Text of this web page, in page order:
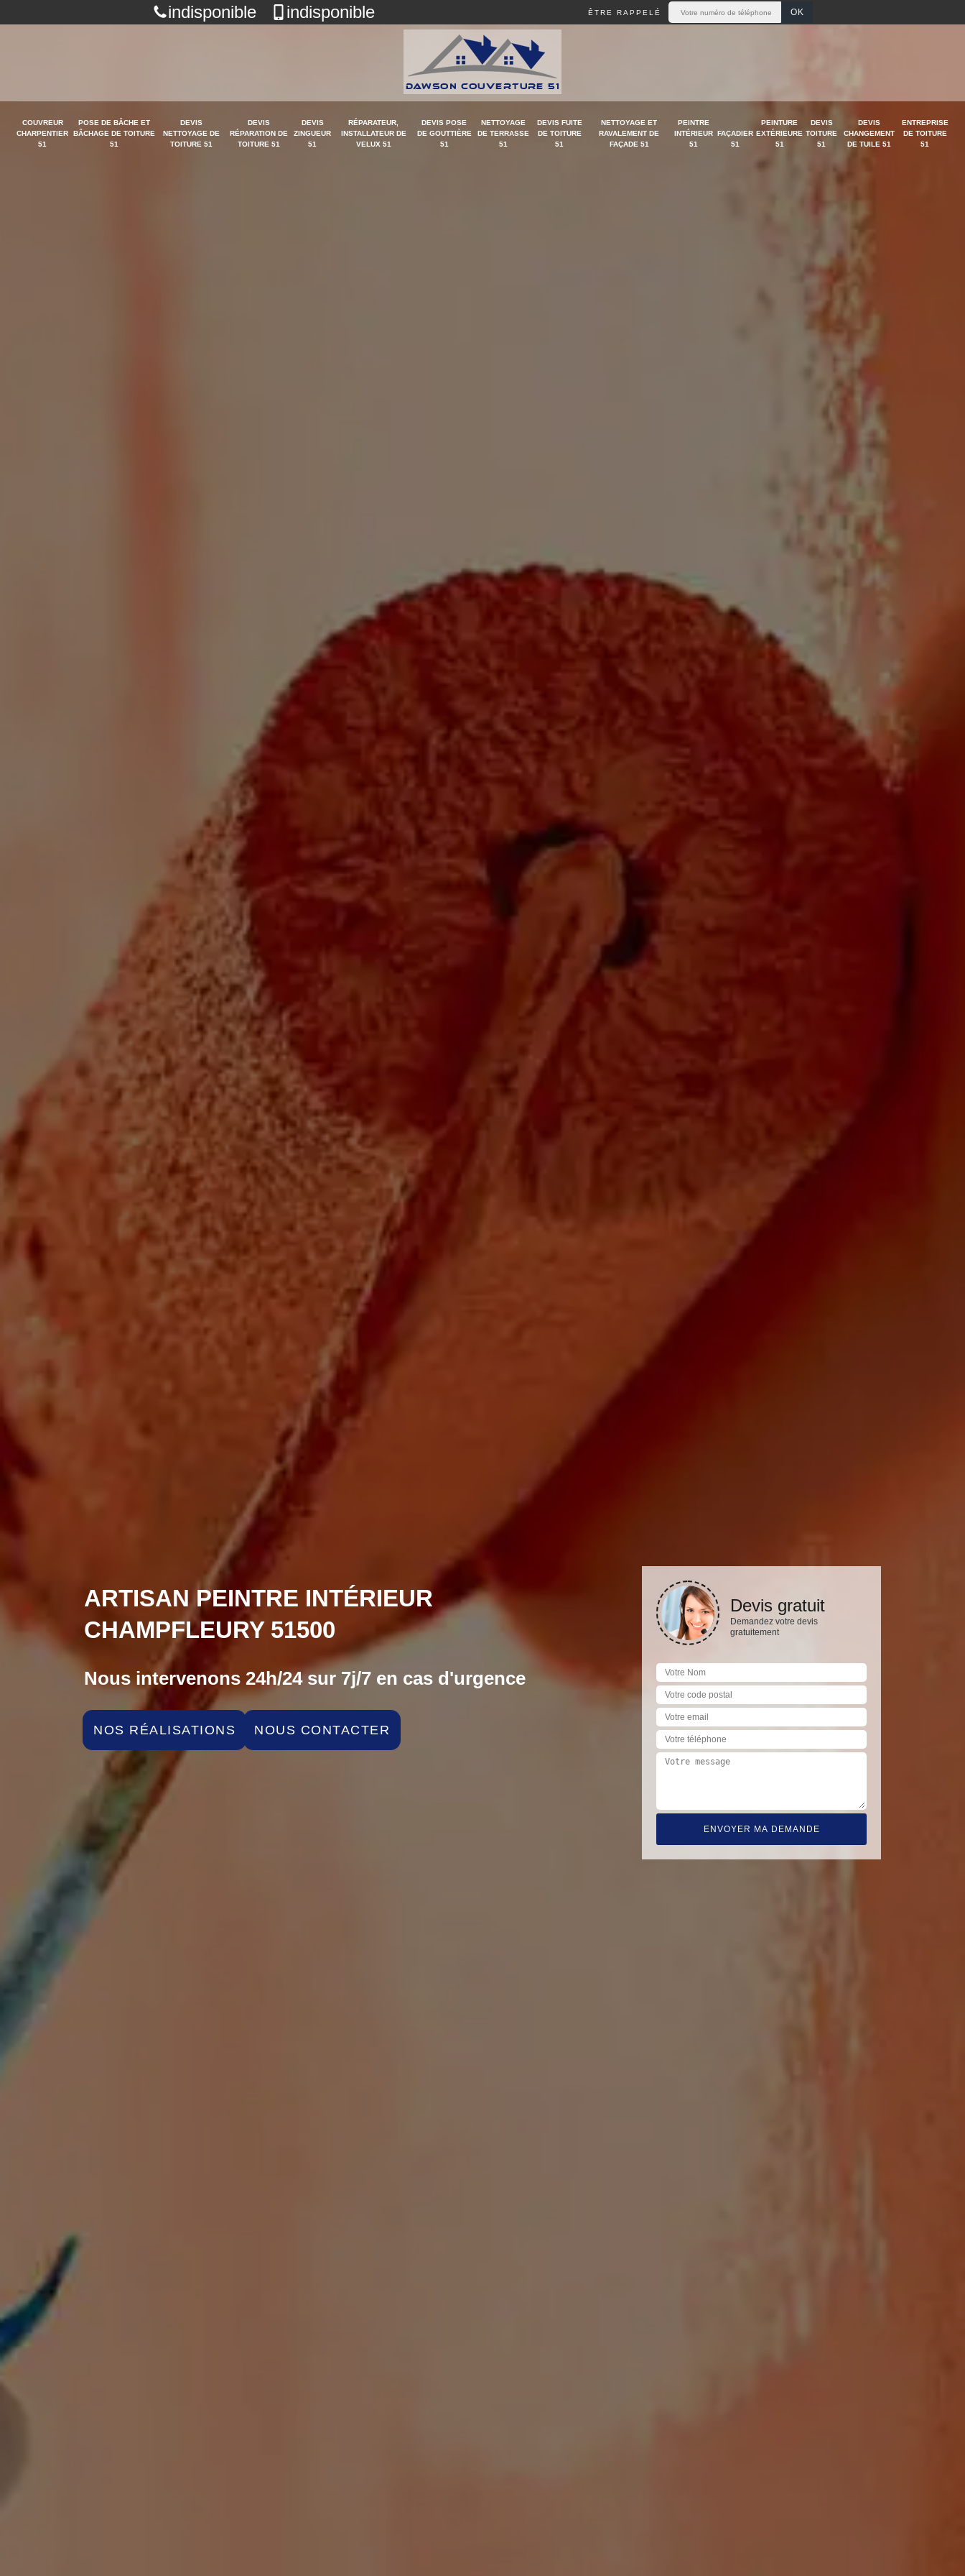
indisponible indisponible ÊTRE RAPPELÉ
COUVREUR
CHARPENTIER
51
POSE DE BÂCHE ET
BÂCHAGE DE TOITURE
51
DEVIS
NETTOYAGE DE
TOITURE 51
DEVIS
RÉPARATION DE
TOITURE 51
DEVIS
ZINGUEUR
51
RÉPARATEUR,
INSTALLATEUR DE
VELUX 51
DEVIS POSE
DE GOUTTIÈRE
51
NETTOYAGE
DE TERRASSE
51
DEVIS FUITE
DE TOITURE
51
NETTOYAGE ET
RAVALEMENT DE
FAÇADE 51
PEINTRE
INTÉRIEUR
51
FAÇADIER
51
PEINTURE
EXTÉRIEURE
51
DEVIS
TOITURE
51
DEVIS
CHANGEMENT
DE TUILE 51
ENTREPRISE
DE TOITURE
51
ARTISAN PEINTRE INTÉRIEUR
CHAMPFLEURY 51500
Nous intervenons 24h/24 sur 7j/7 en cas d'urgence
NOS RÉALISATIONS NOUS CONTACTER
Devis gratuit
Demandez votre devis
gratuitement